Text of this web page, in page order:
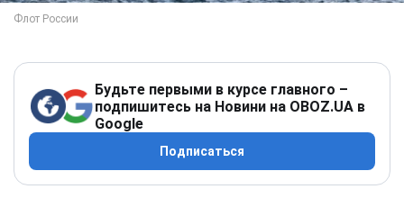
Будьте первыми в курсе главного –
подпишитесь на Новини на OBOZ.UA в
Google
Подписаться